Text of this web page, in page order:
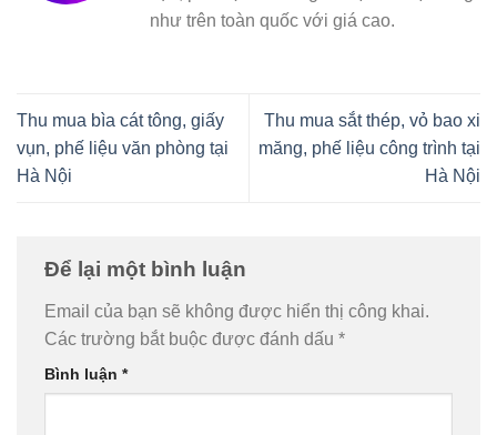
như trên toàn quốc với giá cao.
Thu mua bìa cát tông, giấy
vụn, phế liệu văn phòng tại
Hà Nội
Thu mua sắt thép, vỏ bao xi
măng, phế liệu công trình tại
Hà Nội
Để lại một bình luận
Email của bạn sẽ không được hiển thị công khai.
Các trường bắt buộc được đánh dấu *
Bình luận *